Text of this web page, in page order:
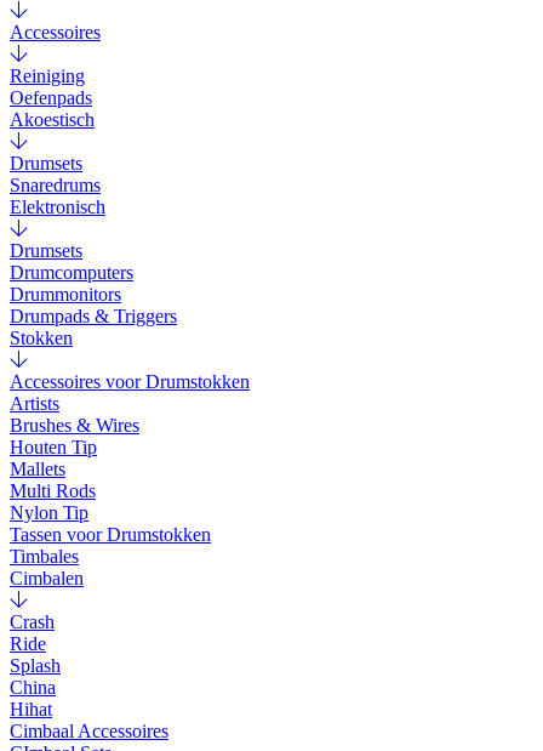
Accessoires
Reiniging
Oefenpads
Akoestisch
Drumsets
Snaredrums
Elektronisch
Drumsets
Drumcomputers
Drummonitors
Drumpads & Triggers
Stokken
Accessoires voor Drumstokken
Artists
Brushes & Wires
Houten Tip
Mallets
Multi Rods
Nylon Tip
Tassen voor Drumstokken
Timbales
Cimbalen
Crash
Ride
Splash
China
Hihat
Cimbaal Accessoires